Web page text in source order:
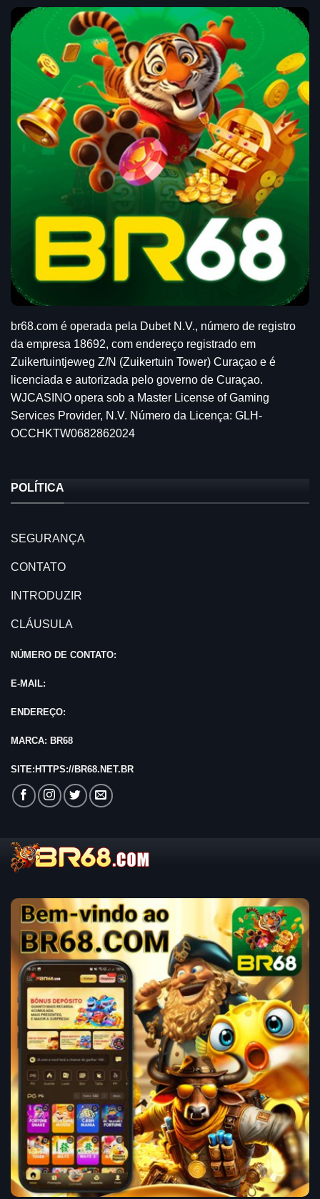
br68.com é operada pela Dubet N.V., número de registro
da empresa 18692, com endereço registrado em
Zuikertuintjeweg Z/N (Zuikertuin Tower) Curaçao e é
licenciada e autorizada pelo governo de Curaçao.
WJCASINO opera sob a Master License of Gaming
Services Provider, N.V. Número da Licença: GLH-
OCCHKTW0682862024
POLÍTICA
SEGURANÇA
CONTATO
INTRODUZIR
CLÁUSULA
NÚMERO DE CONTATO:
E-MAIL:
ENDEREÇO:
MARCA: BR68
SITE:HTTPS://BR68.NET.BR